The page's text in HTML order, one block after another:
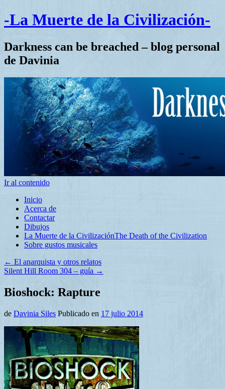
-La Muerte de la Civilización-
Darkness can be breached – blog personal
de Davinia
Ir al contenido
Inicio
Acerca de
Contactar
Dibujos
La Muerte de la CivilizaciónThe Death of the Civilization
Sobre gustos musicales
← El anarquista y otros relatos
Silent Hill Room 304 – guía →
Bioshock: Rapture
de Davinia Siles Publicado en 17 julio 2014